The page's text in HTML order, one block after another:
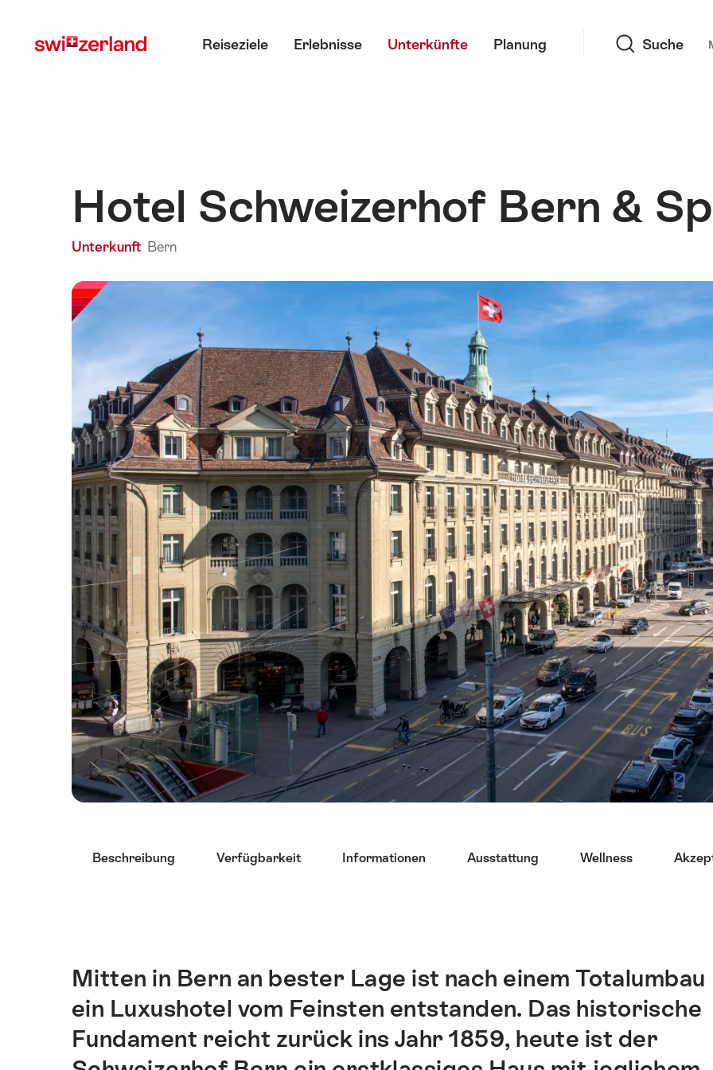
myswitzerland.com
Reiseziele Erlebnisse Unterkünfte Planung Suche
Hotel Schweizerhof Bern &
Unterkunft Bern
Ankerpunkten
auf
dieser
Seite
führen.
Beschreibung Verfügbarkeit Informationen Ausstattung Wellness
Einleitung
Mitten in Bern an bester Lage ist nach einem Totalumbau
ein Luxushotel vom Feinsten entstanden. Das historische
Fundament reicht zurück ins Jahr 1859, heute ist der